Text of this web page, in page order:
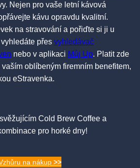
Nejen pro vaše letní kávová
kávu opravdu kvalitní.
na stravování a pořiďte si ji u
přes vyhledávač
nebo v aplikaci Můj Up. Platit zde
oblíbeným firemním benefitem,
eStravenka.
Cold Brew Coffee a
pro horké dny!
na nákup >>